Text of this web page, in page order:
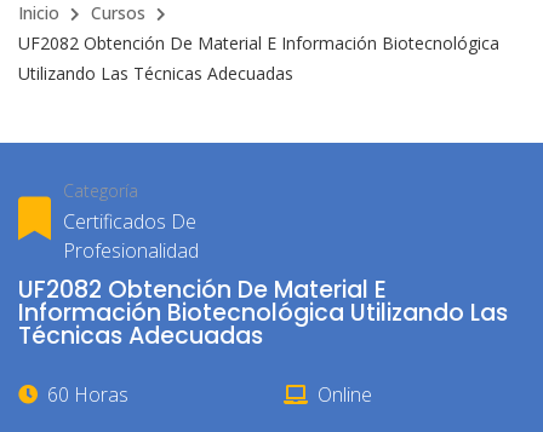
Inicio
Cursos
UF2082 Obtención De Material E Información Biotecnológica
Utilizando Las Técnicas Adecuadas
Categoría
Certificados De
Profesionalidad
UF2082 Obtención De Material E
Información Biotecnológica Utilizando Las
Técnicas Adecuadas
60 Horas Online